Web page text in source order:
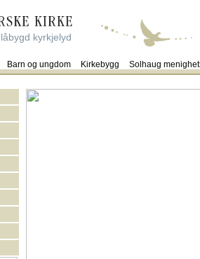
kyrkjelyd
Barn og ungdom Kirkebygg Solhaug